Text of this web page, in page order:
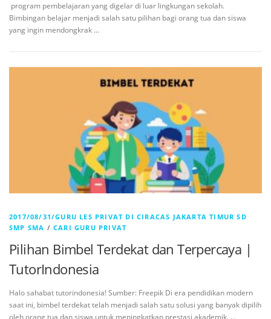
program pembelajaran yang digelar di luar lingkungan sekolah.
Bimbingan belajar menjadi salah satu pilihan bagi orang tua dan siswa
yang ingin mendongkrak …
2017/08/31/GURU LES PRIVAT DI CIRACAS JAKARTA TIMUR SD
SMP SMA /CARI GURU PRIVAT
Pilihan Bimbel Terdekat dan Terpercaya |
TutorIndonesia
Halo sahabat tutorindonesia! Sumber: Freepik Di era pendidikan modern
saat ini, bimbel terdekat telah menjadi salah satu solusi yang banyak dipilih